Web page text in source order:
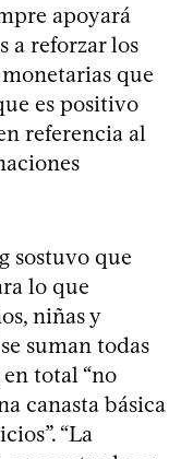
apoyará
a reforzar los
que
es positivo
referencia al
sostuvo que
lo que
niñas y
suman todas
total “no
canasta básica
“La